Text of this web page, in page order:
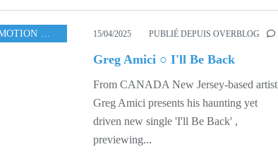
✔ SHAMELESS PROMOTION PR ,516,524
15/04/2025 PUBLIÉ DEPUIS OVERBLOG
Greg Amici ○ I'll Be Back
From CANADA New Jersey-based artist
Greg Amici presents his haunting yet
driven new single 'I'll Be Back' ,
previewing...